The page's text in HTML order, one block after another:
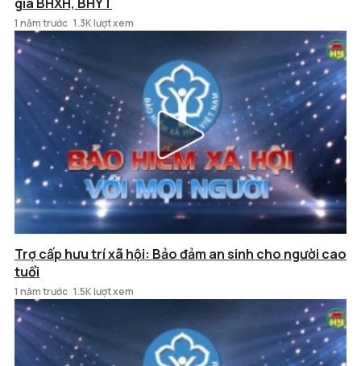
1 năm trước 1.3K lượt xem
Trợ cấp hưu trí xã hội: Bảo đảm an sinh cho người cao
tuổi
1 năm trước 1.5K lượt xem